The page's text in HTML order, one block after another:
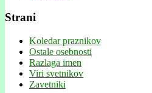
Strani
Koledar praznikov
Ostale osebnosti
Razlaga imen
Viri svetnikov
Zavetniki